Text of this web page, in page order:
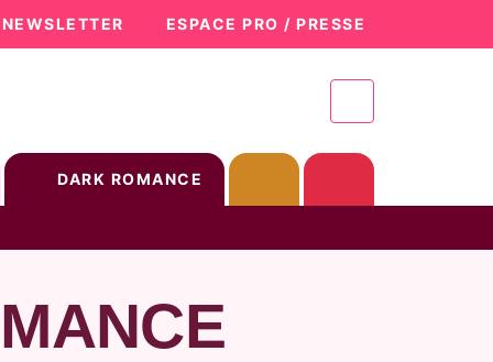
ESPACE PRO / PRESSE
DARK ROMANCE